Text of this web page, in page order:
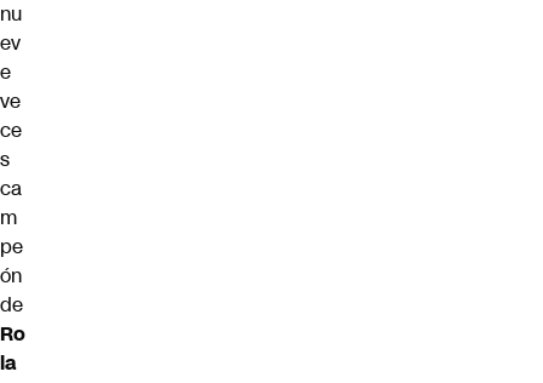
nu
ev
e
ve
ce
s
ca
m
pe
ón
de
Ro
la